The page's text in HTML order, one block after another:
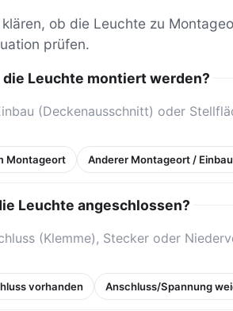
ob die Leuchte zu
prüfen.
die Leuchte montiert werden?
(Deckenausschnitt) oder
Montageort Anderer Montageort /
Leuchte angeschlossen?
(Klemme), Stecker oder
vorhanden Anschluss/Spannung